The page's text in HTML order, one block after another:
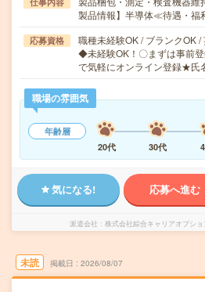
製品情報】半導体≪待遇・
応募資格
職種未経験OK / ブランクOK /
◆未経験OK！〇まずは事前
で気軽にオンライン登録★氏
職場の雰囲気
年齢層
20代
30代
気になる! 応募へ進む
派遣会社 株式会社綜合キャリアオプシ
未読 掲載日 2026/08/07